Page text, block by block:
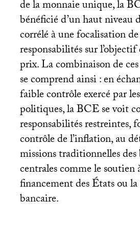
de la monnaie unique, la
bénéficié d’un haut niveau
corrélé à une focalisation de
responsabilités sur
prix. La combinaison de
se comprend ainsi : en
faible contrôle exercé par
politiques, laBCEse voit
responsabilités restreintes,
contrôle de l’inflation, au
missions traditionnelles des
centrales comme le soutien
financement des États ou
bancaire.